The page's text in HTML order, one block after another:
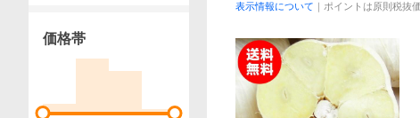
表示情報について ｜ポイントは原則税抜
価格帯